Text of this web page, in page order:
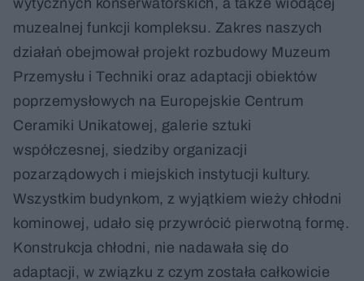
muzealnej funkcji kompleksu. Zakres naszych
działań obejmował projekt rozbudowy Muzeum
Przemysłu i Techniki oraz adaptacji obiektów
poprzemysłowych na Europejskie Centrum
Ceramiki Unikatowej, galerie sztuki
współczesnej, siedziby organizacji
pozarządowych i miejskich instytucji kultury.
Wszystkim budynkom, z wyjątkiem wieży chłodni
kominowej, udało się przywrócić pierwotną formę.
Konstrukcja chłodni, nie nadawała się do
adaptacji, w związku z czym została całkowicie